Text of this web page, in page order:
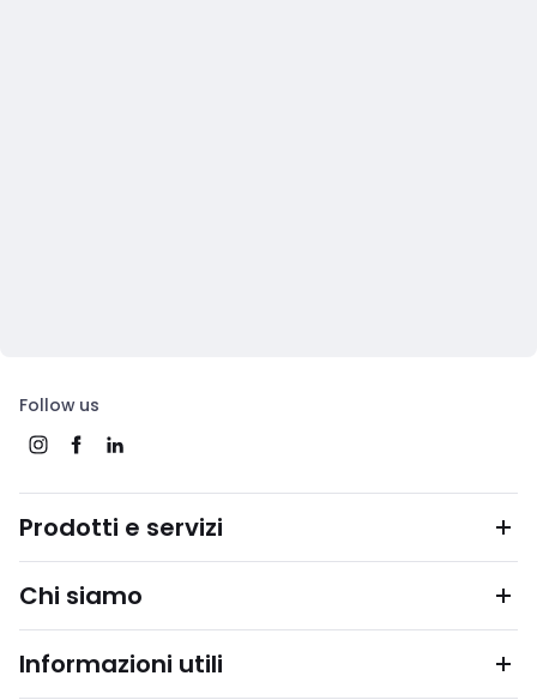
Follow us
Prodotti e servizi
Chi siamo
Informazioni utili